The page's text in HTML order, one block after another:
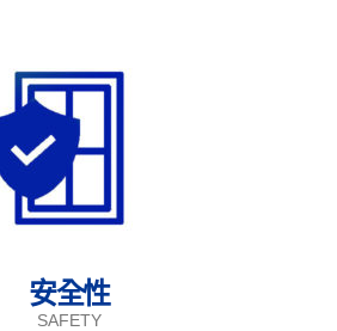
安全性
SAFETY